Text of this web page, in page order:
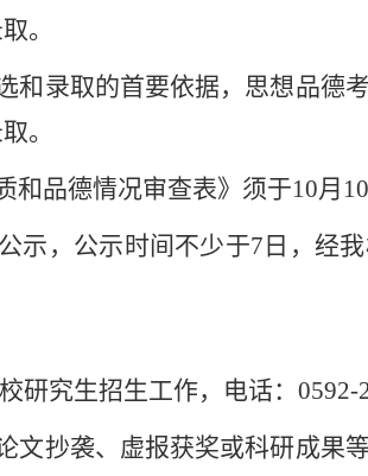
。
和录取的首要依据，思想品德
。
品德情况审查表》须于10月
示，公示时间不少于7日，经
研究生招生工作，电话：0592-
文抄袭、虚报获奖或科研成果